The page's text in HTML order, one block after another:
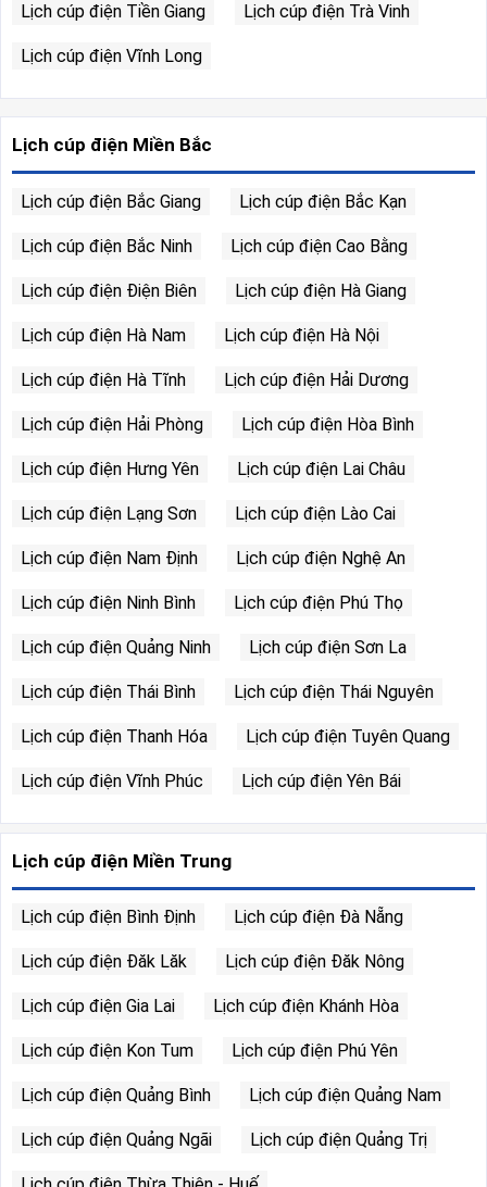
Lịch cúp điện Tiền Giang Lịch cúp điện Trà Vinh
Lịch cúp điện Vĩnh Long
Lịch cúp điện Miền Bắc
Lịch cúp điện Bắc Giang Lịch cúp điện Bắc Kạn
Lịch cúp điện Bắc Ninh Lịch cúp điện Cao Bằng
Lịch cúp điện Điện Biên Lịch cúp điện Hà Giang
Lịch cúp điện Hà Nam Lịch cúp điện Hà Nội
Lịch cúp điện Hà Tĩnh Lịch cúp điện Hải Dương
Lịch cúp điện Hải Phòng Lịch cúp điện Hòa Bình
Lịch cúp điện Hưng Yên Lịch cúp điện Lai Châu
Lịch cúp điện Lạng Sơn Lịch cúp điện Lào Cai
Lịch cúp điện Nam Định Lịch cúp điện Nghệ An
Lịch cúp điện Ninh Bình Lịch cúp điện Phú Thọ
Lịch cúp điện Quảng Ninh Lịch cúp điện Sơn La
Lịch cúp điện Thái Bình Lịch cúp điện Thái Nguyên
Lịch cúp điện Thanh Hóa Lịch cúp điện Tuyên Quang
Lịch cúp điện Vĩnh Phúc Lịch cúp điện Yên Bái
Lịch cúp điện Miền Trung
Lịch cúp điện Bình Định Lịch cúp điện Đà Nẵng
Lịch cúp điện Đăk Lăk Lịch cúp điện Đăk Nông
Lịch cúp điện Gia Lai Lịch cúp điện Khánh Hòa
Lịch cúp điện Kon Tum Lịch cúp điện Phú Yên
Lịch cúp điện Quảng Bình Lịch cúp điện Quảng Nam
Lịch cúp điện Quảng Ngãi Lịch cúp điện Quảng Trị